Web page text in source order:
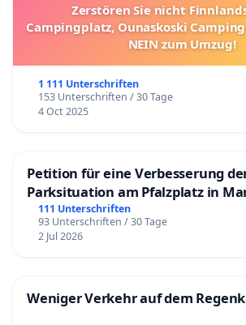
Zerstören Sie nicht
Campingplatz, Ounaskoski
NEIN zum Umzug!
1 111 Unterschriften
153 Unterschriften / 30 Tage
4 Oct 2025
Petition für eine Verbesserung
Parksituation am Pfalzplatz in
111 Unterschriften
93 Unterschriften / 30 Tage
2 Jul 2026
Weniger Verkehr auf dem